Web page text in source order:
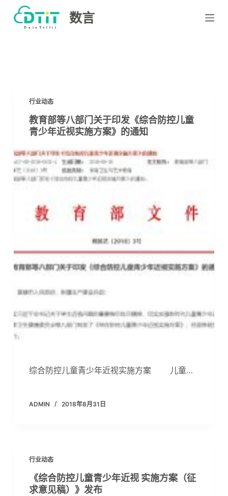
跳
过
数言
行业动态
教育部等八部门关于印发《综合防控儿童
青少年近视实施方案》的通知
综合防控儿童青少年近视实施方案 儿童…
ADMIN 2018年8月31日
行业动态
《综合防控儿童青少年近视 实施方案（征
求意见稿）》发布